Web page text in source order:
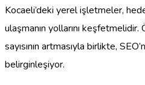
Kocaeli’deki yerel işletmeler,
ulaşmanın yollarını keşfetmelidir.
sayısının artmasıyla birlikte,
belirginleşiyor.